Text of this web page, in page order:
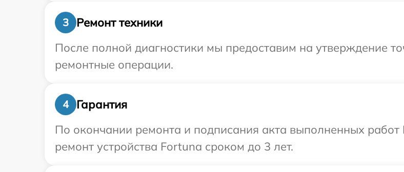
3
Ремонт техники
После полной диагностики мы предоставим на утверждение
ремонтные операции.
4
Гарантия
По окончании ремонта и подписания акта выполненных
ремонт устройства Fortuna сроком до 3 лет.